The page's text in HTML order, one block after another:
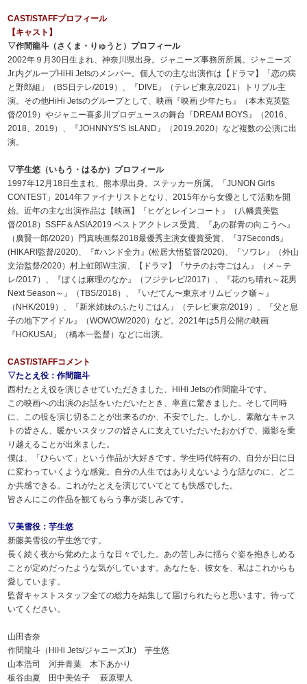
CAST/STAFFプロフィール
【キャスト】
▽作間龍斗（さくま・りゅうと）プロフィール
2002年９月30日生まれ、神奈川県出身。ジャニーズ事務所所属。ジャニーズ
Jr.内グループHiHi Jetsのメンバー。個人での主な出演作は【ドラマ】「恋の病
と野郎組」（BS日テレ/2019）、『DIVE 』（テレビ東京/2021）トリプル主
演。その他HiHi Jetsのグループとして、映画『映画 少年たち』（本木克英監
督/2019）やジャニー喜多川プロデュースの舞台『DREAM BOYS』（2016、
2018、2019）、『JOHNNYS’S IsLAND』（2019₋2020）など複数の公演に出
演。
▽芋生悠（いもう・はるか）プロフィール
1997年12月18日生まれ、熊本県出身。ステッカー所属。「JUNON Girls
CONTEST」2014年ファイナリストとなり、2015年から女優として活動を開
始。近年の主な出演作品は【映画】『ヒゲとレインコート』（八幡貴美監
督/2018）SSFF＆ASIA2019 ベストアクトレス受賞、『あの群青の向こうへ』
（廣賢一郎/2020）門真映画祭2018最優秀主演女優賞受賞、『37Seconds』
(HIKARI監督/2020)、『#ハンド全力』(松居大悟監督/2020)、『ソワレ』（外山
文治監督/2020）村上虹郎W主演、【ドラマ】『サチのお寺ごはん』（メ～テ
レ/2017）、『ぼくは麻理のなか』（フジテレビ/2017）、『花のち晴れ～花男
Next Season～』（TBS/2018）、『いだてん〜東京オリムピック噺～』
（NHK/2019）、『新米姉妹のふたりごはん』（テレビ東京/2019）、『父と息
子の地下アイドル』（WOWOW/2020）など。2021年は5月公開の映画
『HOKUSAI』（橋本一監督）などに出演。
CAST/STAFFコメント
▽たとえ役：作間龍斗
西村たとえ役を演じさせていただきました、HiHi Jetsの作間龍斗です。
この映画への出演のお話をいただいたとき、率直に驚きました。そして同時
に、この役を演じ切ることが出来るのか、不安でした。しかし、素敵なキャス
トの皆さん、暖かいスタッフの皆さんに支えていただいたおかげで、撮影を乗
り越えることが出来ました。
僕は、「ひらいて」という作品が大好きです。学生時代特有の、自分が日に日
に変わっていくような感覚。自分の人生ではありえないような話なのに、どこ
か共感できる。これがたとえを演じていてとても快感でした。
皆さんにこの作品を観てもらう事が楽しみです。
▽美雪役：芋生悠
新藤美雪役の芋生悠です。
長く続く夜から覚めたような日々でした。あの苦しみに揺らぐ姿を抱きしめる
ことが定めだったような気がしています。あなたを、彼女を、私はこれからも
愛しています。
監督キャストスタッフ全ての総力を結集して届けられたらと思います。待って
いてください。
山田杏奈
作間龍斗（HiHi Jets/ジャニーズJr.) 芋生悠
山本浩司 河井青葉 木下あかり
板谷由夏 田中美佐子 萩原聖人